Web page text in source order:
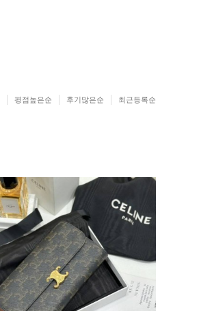
평점높은순 후기많은순 최근등록순